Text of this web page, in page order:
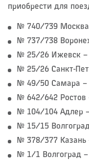
приобрести для
№ 740/739
№ 737/738
№ 25/26 Ижевск –
№ 25/26 Санкт-
№ 49/50 Самара –
№ 642/642 Ростов
№ 104/104 Адлер
№ 15/15
№ 378/377 Казань
№ 1/1 Волгоград